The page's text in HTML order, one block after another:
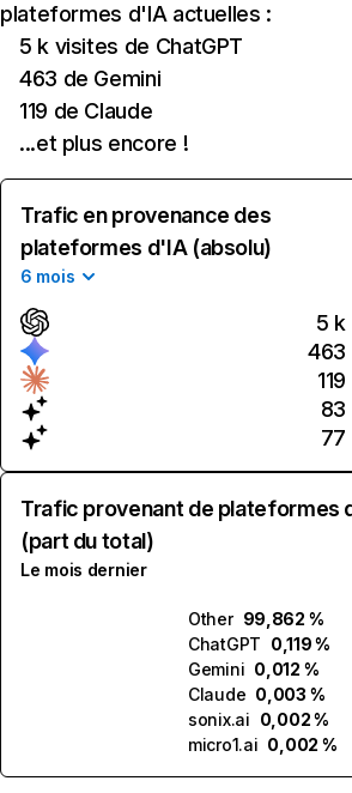
plateformes d'IA actuelles :
5 k visites de ChatGPT
463 de Gemini
119 de Claude
...et plus encore !
Trafic en provenance des
plateformes d'IA (absolu)
6 mois
5 k
463
119
83
77
Trafic provenant de plateformes
(part du total)
Le mois dernier
Other 99,862 %
ChatGPT 0,119 %
Gemini 0,012 %
Claude 0,003 %
sonix.ai 0,002 %
micro1.ai 0,002 %